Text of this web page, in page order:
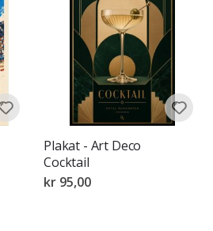
Plakat - Art Deco
Cocktail
kr 95,00